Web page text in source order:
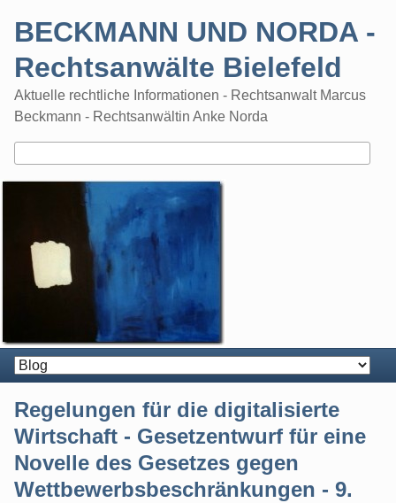
BECKMANN UND NORDA -
Rechtsanwälte Bielefeld
Aktuelle rechtliche Informationen - Rechtsanwalt Marcus
Beckmann - Rechtsanwältin Anke Norda
Regelungen für die digitalisierte
Wirtschaft - Gesetzentwurf für eine
Novelle des Gesetzes gegen
Wettbewerbsbeschränkungen - 9.